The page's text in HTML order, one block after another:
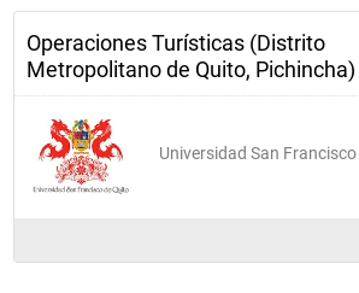
Operaciones Turísticas (Distrito
Metropolitano de Quito, Pichincha)
Universidad San